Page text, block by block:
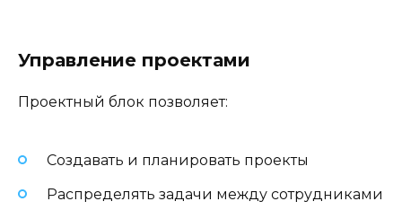
Управление проектами
Проектный блок позволяет:
Создавать и планировать проекты
Распределять задачи между сотрудниками